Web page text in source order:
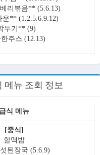
리볶음** (5.6.13)
운** (1.2.5.6.9.12)
두기** (9)
주스 (12.13)
메뉴 조회 정보
급식 메뉴
[중식]
할맥밥
된장국 (5.6.9)